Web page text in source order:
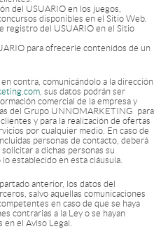
del USUARIO en los juegos,
disponibles en el Sitio Web.
registro del USUARIO en el Sitio
para ofrecerle contenidos de un
contra, comunicándolo a la dirección
, sus datos podrán ser
comercial de la empresa y
del Grupo UNNOMARKETING para
y para la realización de ofertas
por cualquier medio. En caso de
personas de contacto, deberá
a dichas personas su
establecido en esta cláusula.
anterior, los datos del
salvo aquellas comunicaciones
en caso de que se haya
contrarias a la Ley o se hayan
en el Aviso Legal.